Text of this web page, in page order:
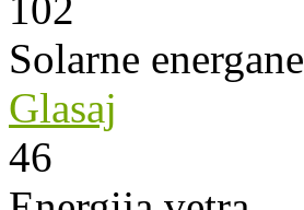
102
Solarne energane
Glasaj
46